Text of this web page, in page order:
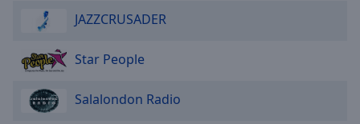
JAZZCRUSADER
Star People
Salalondon Radio